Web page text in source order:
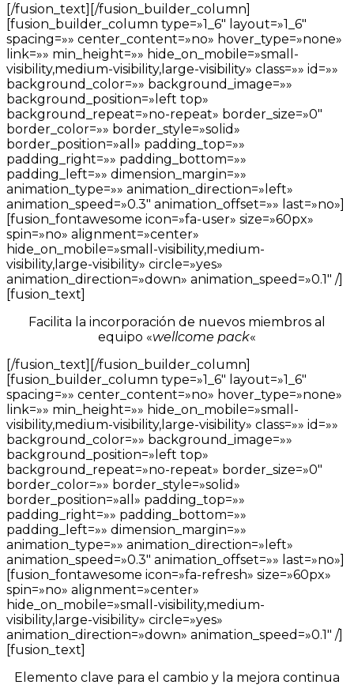
[/fusion_text][/fusion_builder_column]
[fusion_builder_column type=»1_6″ layout=»1_6″
spacing=»» center_content=»no» hover_type=»none»
link=»» min_height=»» hide_on_mobile=»small-
visibility,medium-visibility,large-visibility» class=»» id=»»
background_color=»» background_image=»»
background_position=»left top»
background_repeat=»no-repeat» border_size=»0″
border_color=»» border_style=»solid»
border_position=»all» padding_top=»»
padding_right=»» padding_bottom=»»
padding_left=»» dimension_margin=»»
animation_type=»» animation_direction=»left»
animation_speed=»0.3″ animation_offset=»» last=»no»]
[fusion_fontawesome icon=»fa-user» size=»60px»
spin=»no» alignment=»center»
hide_on_mobile=»small-visibility,medium-
visibility,large-visibility» circle=»yes»
animation_direction=»down» animation_speed=»0.1″ /]
[fusion_text]
Facilita la incorporación de nuevos miembros al
equipo «wellcome pack«
[/fusion_text][/fusion_builder_column]
[fusion_builder_column type=»1_6″ layout=»1_6″
spacing=»» center_content=»no» hover_type=»none»
link=»» min_height=»» hide_on_mobile=»small-
visibility,medium-visibility,large-visibility» class=»» id=»»
background_color=»» background_image=»»
background_position=»left top»
background_repeat=»no-repeat» border_size=»0″
border_color=»» border_style=»solid»
border_position=»all» padding_top=»»
padding_right=»» padding_bottom=»»
padding_left=»» dimension_margin=»»
animation_type=»» animation_direction=»left»
animation_speed=»0.3″ animation_offset=»» last=»no»]
[fusion_fontawesome icon=»fa-refresh» size=»60px»
spin=»no» alignment=»center»
hide_on_mobile=»small-visibility,medium-
visibility,large-visibility» circle=»yes»
animation_direction=»down» animation_speed=»0.1″ /]
[fusion_text]
Elemento clave para el cambio y la mejora continua